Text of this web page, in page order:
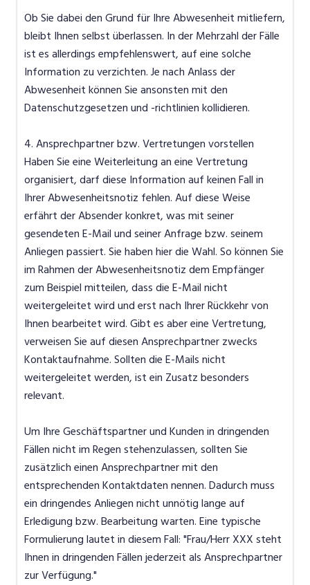
Ob Sie dabei den Grund für Ihre Abwesenheit mitliefern,
bleibt Ihnen selbst überlassen. In der Mehrzahl der Fälle
ist es allerdings empfehlenswert, auf eine solche
Information zu verzichten. Je nach Anlass der
Abwesenheit können Sie ansonsten mit den
Datenschutzgesetzen und -richtlinien kollidieren.
4. Ansprechpartner bzw. Vertretungen vorstellen
Haben Sie eine Weiterleitung an eine Vertretung
organisiert, darf diese Information auf keinen Fall in
Ihrer Abwesenheitsnotiz fehlen. Auf diese Weise
erfährt der Absender konkret, was mit seiner
gesendeten E-Mail und seiner Anfrage bzw. seinem
Anliegen passiert. Sie haben hier die Wahl. So können Sie
im Rahmen der Abwesenheitsnotiz dem Empfänger
zum Beispiel mitteilen, dass die E-Mail nicht
weitergeleitet wird und erst nach Ihrer Rückkehr von
Ihnen bearbeitet wird. Gibt es aber eine Vertretung,
verweisen Sie auf diesen Ansprechpartner zwecks
Kontaktaufnahme. Sollten die E-Mails nicht
weitergeleitet werden, ist ein Zusatz besonders
relevant.
Um Ihre Geschäftspartner und Kunden in dringenden
Fällen nicht im Regen stehenzulassen, sollten Sie
zusätzlich einen Ansprechpartner mit den
entsprechenden Kontaktdaten nennen. Dadurch muss
ein dringendes Anliegen nicht unnötig lange auf
Erledigung bzw. Bearbeitung warten. Eine typische
Formulierung lautet in diesem Fall: "Frau/Herr XXX steht
Ihnen in dringenden Fällen jederzeit als Ansprechpartner
zur Verfügung."